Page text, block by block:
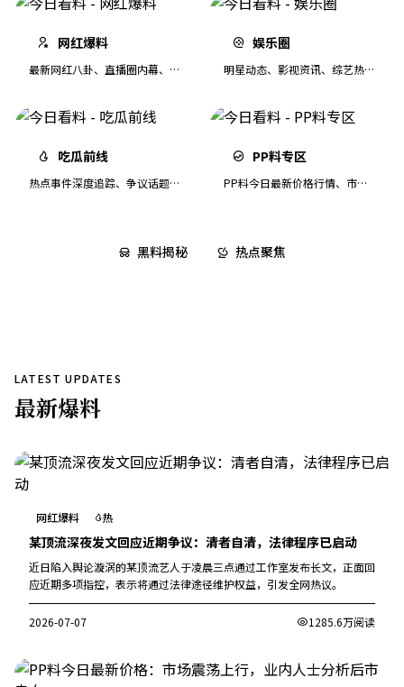
网红爆料
最新网红八卦、直播圈内幕、大
娱乐圈
明星动态、影视资讯、综艺热点
吃瓜前线
热点事件深度追踪、争议话题全
PP料专区
PP料今日最新价格行情、市场
黑料揭秘 热点聚焦
LATEST UPDATES
最新爆料
网红爆料 热
某顶流深夜发文回应近期争议：清者自清，法律程序已启动
近日陷入舆论漩涡的某顶流艺人于凌晨三点通过工作室发布长文，正面回
应近期多项指控，表示将通过法律途径维护权益，引发全网热议。
2026-07-07 1285.6万阅读